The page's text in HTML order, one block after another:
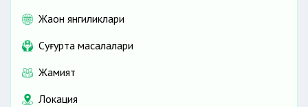
Жаҳон янгиликлари
Cуғурта масалалари
Жамият
Локация